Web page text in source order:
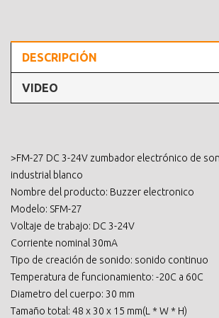
DESCRIPCIÓN
VIDEO
>FM-27 DC 3-24V zumbador electrónico de
industrial blanco
Nombre del producto: Buzzer electronico
Modelo: SFM-27
Voltaje de trabajo: DC 3-24V
Corriente nominal 30mA
Tipo de creación de sonido: sonido continuo
Temperatura de funcionamiento: -20C a 60C
Diametro del cuerpo: 30 mm
Tamaño total: 48 x 30 x 15 mm(L * W * H)